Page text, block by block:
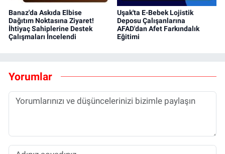
Banaz'da Askıda Elbise
Dağıtım Noktasına Ziyaret!
İhtiyaç Sahiplerine Destek
Çalışmaları İncelendi
Uşak'ta E-Bebek Lojistik
Deposu Çalışanlarına
AFAD'dan Afet Farkındalık
Eğitimi
Yorumlar